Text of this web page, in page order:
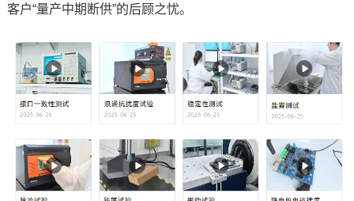
客户“量产中期断供”的后顾之忧。